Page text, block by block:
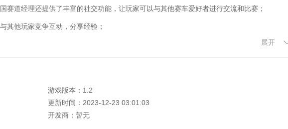
赛道经理还提供了丰富的社交功能，让玩家可以与其他赛车爱好者进行交流和比赛；
其他玩家竞争互动，分享经验；
赛车模拟游戏。游戏的赛道、模型和AI智能都非常优秀，玩家可以体验到非常真实的赛车竞
自由选择车型和配件，打造属于自己的专属赛车。唯一的缺点是游戏目前只支持PC平台，不
展开
游戏版本：1.2
更新时间：2023-12-23 03:01:03
开发商：暂无